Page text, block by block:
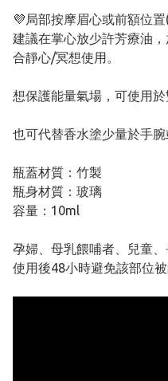
💜局部按摩眉心或前額位置
建議在掌心放少許芳療油
合靜心/冥想使用。
想保護能量氣場，可使用於
也可代替香水塗少量於手腕
瓶蓋材質：竹製
瓶身材質：玻璃
容量：10ml
孕婦、母乳餵哺者、兒童
使用後48小時避免該部位